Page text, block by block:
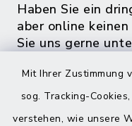
Mit Ihrer Zustimmung
sog. Tracking-
verstehen, wie unsere
Haben Sie ein
aber online
Sie uns gerne